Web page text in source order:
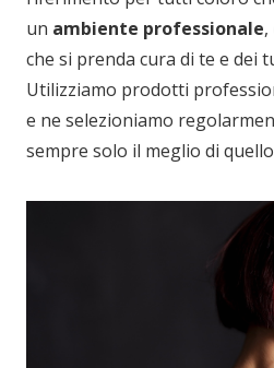
un ambiente professionale,
che si prenda cura di te e dei
Utilizziamo prodotti
e ne selezioniamo
sempre solo il meglio di